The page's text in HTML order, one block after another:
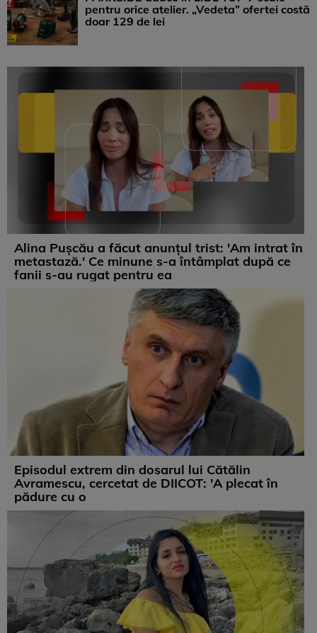
pentru orice atelier. „Vedeta” ofertei costă
doar 129 de lei
Alina Pușcău a făcut anunțul trist: 'Am intrat în
metastază.' Ce minune s-a întâmplat după ce
fanii s-au rugat pentru ea
Episodul extrem din dosarul lui Cătălin
Avramescu, cercetat de DIICOT: 'A plecat în
pădure cu o